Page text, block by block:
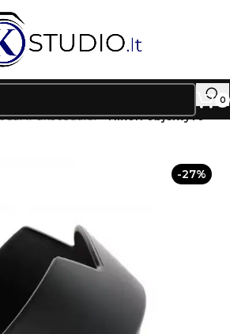
0
ir aksesuarai»Nikon objektyvo
-27%